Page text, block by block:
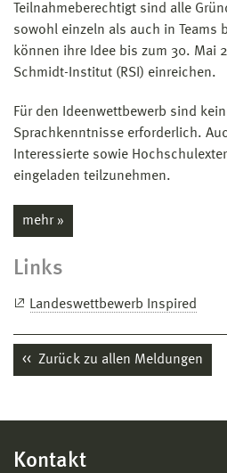
Teilnahmeberechtigt sind alle
sowohl einzeln als auch in Teams
können ihre Idee bis zum 30. Mai
Schmidt-Institut (RSI) einreichen.
Für den Ideenwettbewerb sind
Sprachkenntnisse erforderlich.
Interessierte sowie
eingeladen teilzunehmen.
mehr »
Links
Landeswettbewerb Inspired
Zurück zu allen Meldungen
Kontakt